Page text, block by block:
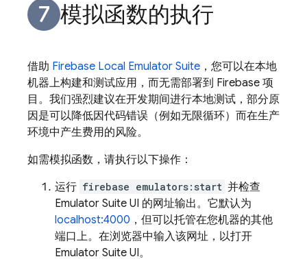
模拟函数的执行
借助 Firebase Local Emulator Suite ，您可以在本地
机器上构建和测试应用，而无需部署到 Firebase 项
目。我们强烈建议在开发期间进行本地测试，部分原
因是可以降低因代码错误（例如无限循环）而在生产
环境中产生费用的风险。
如需模拟函数，请执行以下操作：
运行 firebase emulators:start 并检查
Emulator Suite UI 的网址输出。它默认为
localhost:4000 ，但可以托管在您机器的其他
端口上。在浏览器中输入该网址，以打开
Emulator Suite UI。